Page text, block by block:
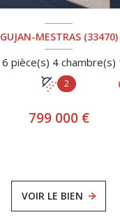
GUJAN-MESTRAS (33470)
2
799 000 €
VOIR LE BIEN